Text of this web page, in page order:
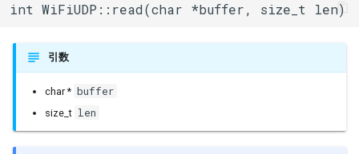
int WiFiUDP::read(char *buffer, size_t len)
引数
char * buffer
size_t len